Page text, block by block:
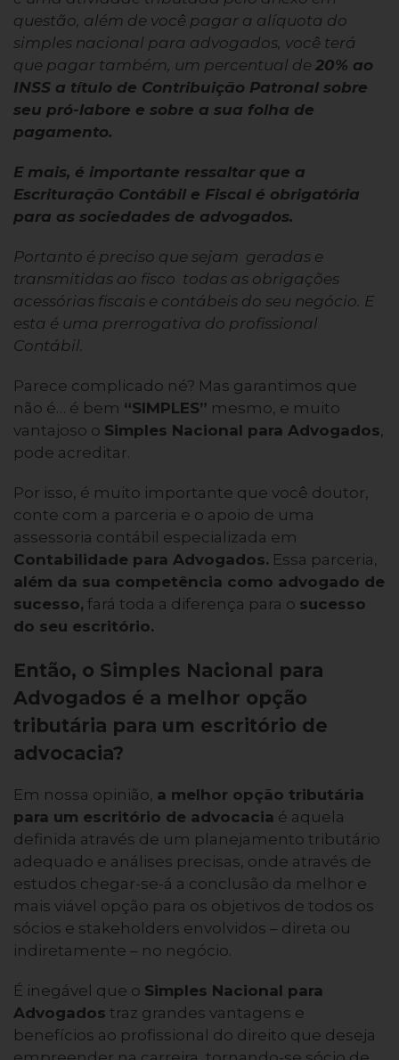
questão, além de você pagar a alíquota do
simples nacional para advogados, você terá
que pagar também, um percentual de 20% ao
INSS a título de Contribuição Patronal sobre
seu pró-labore e sobre a sua folha de
pagamento.
E mais, é importante ressaltar que a
Escrituração Contábil e Fiscal é obrigatória
para as sociedades de advogados.
Portanto é preciso que sejam geradas e
transmitidas ao fisco todas as obrigações
acessórias fiscais e contábeis do seu negócio. E
esta é uma prerrogativa do profissional
Contábil.
Parece complicado né? Mas garantimos que
não é… é bem “SIMPLES” mesmo, e muito
vantajoso o Simples Nacional para Advogados,
pode acreditar.
Por isso, é muito importante que você doutor,
conte com a parceria e o apoio de uma
assessoria contábil especializada em
Contabilidade para Advogados. Essa parceria,
além da sua competência como advogado de
sucesso, fará toda a diferença para o sucesso
do seu escritório.
Então, o Simples Nacional para
Advogados é a melhor opção
tributária para um escritório de
advocacia?
Em nossa opinião, a melhor opção tributária
para um escritório de advocacia é aquela
definida através de um planejamento tributário
adequado e análises precisas, onde através de
estudos chegar-se-á a conclusão da melhor e
mais viável opção para os objetivos de todos os
sócios e stakeholders envolvidos – direta ou
indiretamente – no negócio.
É inegável que o Simples Nacional para
Advogados traz grandes vantagens e
benefícios ao profissional do direito que deseja